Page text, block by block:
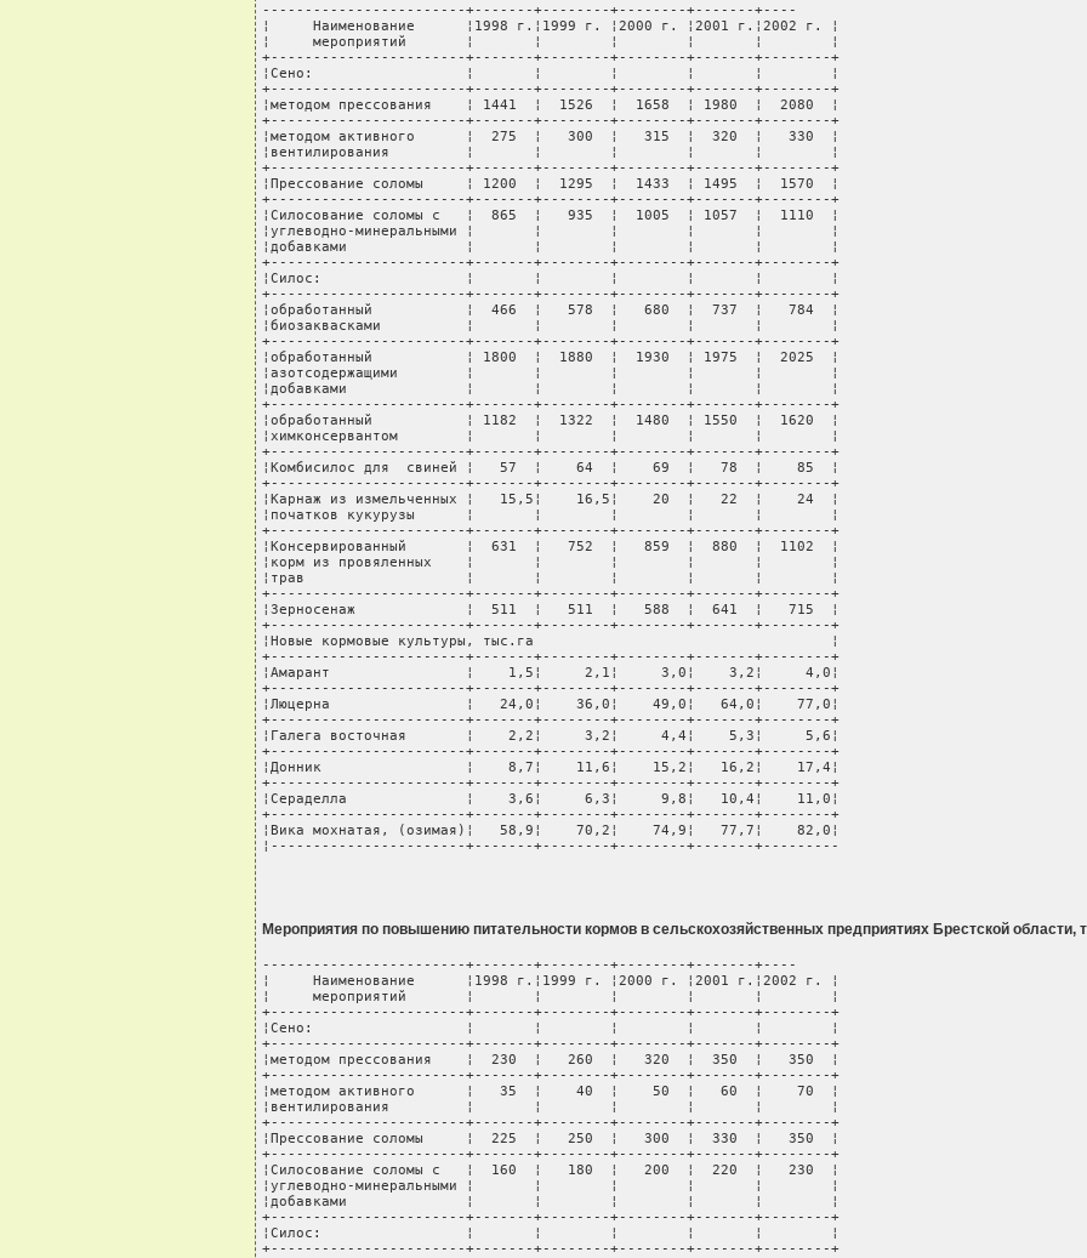
------------------------+-------+--------+--------+-------+----
¦     Наименование      ¦1998 г.¦1999 г. ¦2000 г. ¦2001 г.¦2002 г. ¦
¦     мероприятий       ¦       ¦        ¦        ¦       ¦        ¦
+-----------------------+-------+--------+--------+-------+--------+
¦Сено:                  ¦       ¦        ¦        ¦       ¦        ¦
+-----------------------+-------+--------+--------+-------+--------+
¦методом прессования    ¦ 1441  ¦  1526  ¦  1658  ¦ 1980  ¦  2080  ¦
+-----------------------+-------+--------+--------+-------+--------+
¦методом активного      ¦  275  ¦   300  ¦   315  ¦  320  ¦   330  ¦
¦вентилирования         ¦       ¦        ¦        ¦       ¦        ¦
+-----------------------+-------+--------+--------+-------+--------+
¦Прессование соломы     ¦ 1200  ¦  1295  ¦  1433  ¦ 1495  ¦  1570  ¦
+-----------------------+-------+--------+--------+-------+--------+
¦Силосование соломы с   ¦  865  ¦   935  ¦  1005  ¦ 1057  ¦  1110  ¦
¦углеводно-минеральными ¦       ¦        ¦        ¦       ¦        ¦
¦добавками              ¦       ¦        ¦        ¦       ¦        ¦
+-----------------------+-------+--------+--------+-------+--------+
¦Силос:                 ¦       ¦        ¦        ¦       ¦        ¦
+-----------------------+-------+--------+--------+-------+--------+
¦обработанный           ¦  466  ¦   578  ¦   680  ¦  737  ¦   784  ¦
¦биозаквасками          ¦       ¦        ¦        ¦       ¦        ¦
+-----------------------+-------+--------+--------+-------+--------+
¦обработанный           ¦ 1800  ¦  1880  ¦  1930  ¦ 1975  ¦  2025  ¦
¦азотсодержащими        ¦       ¦        ¦        ¦       ¦        ¦
¦добавками              ¦       ¦        ¦        ¦       ¦        ¦
+-----------------------+-------+--------+--------+-------+--------+
¦обработанный           ¦ 1182  ¦  1322  ¦  1480  ¦ 1550  ¦  1620  ¦
¦химконсервантом        ¦       ¦        ¦        ¦       ¦        ¦
+-----------------------+-------+--------+--------+-------+--------+
¦Комбисилос для  свиней ¦   57  ¦    64  ¦    69  ¦   78  ¦    85  ¦
+-----------------------+-------+--------+--------+-------+--------+
¦Карнаж из измельченных ¦   15,5¦    16,5¦    20  ¦   22  ¦    24  ¦
¦початков кукурузы      ¦       ¦        ¦        ¦       ¦        ¦
+-----------------------+-------+--------+--------+-------+--------+
¦Консервированный       ¦  631  ¦   752  ¦   859  ¦  880  ¦  1102  ¦
¦корм из провяленных    ¦       ¦        ¦        ¦       ¦        ¦
¦трав                   ¦       ¦        ¦        ¦       ¦        ¦
+-----------------------+-------+--------+--------+-------+--------+
¦Зерносенаж             ¦  511  ¦   511  ¦   588  ¦  641  ¦   715  ¦
+-----------------------+-------+--------+--------+-------+--------+
¦Новые кормовые культуры, тыс.га                                   ¦
+-----------------------+-------+--------+--------+-------+--------+
¦Амарант                ¦    1,5¦     2,1¦     3,0¦    3,2¦     4,0¦
+-----------------------+-------+--------+--------+-------+--------+
¦Люцерна                ¦   24,0¦    36,0¦    49,0¦   64,0¦    77,0¦
+-----------------------+-------+--------+--------+-------+--------+
¦Галега восточная       ¦    2,2¦     3,2¦     4,4¦    5,3¦     5,6¦
+-----------------------+-------+--------+--------+-------+--------+
¦Донник                 ¦    8,7¦    11,6¦    15,2¦   16,2¦    17,4¦
+-----------------------+-------+--------+--------+-------+--------+
¦Сераделла              ¦    3,6¦     6,3¦     9,8¦   10,4¦    11,0¦
+-----------------------+-------+--------+--------+-------+--------+
¦Вика мохнатая, (озимая)¦   58,9¦    70,2¦    74,9¦   77,7¦    82,0¦
¦-----------------------+-------+--------+--------+-------+---------
Мероприятия по повышению питательности кормов в сельскохозяйственных предприятиях Брестской области,
------------------------+-------+--------+--------+-------+----
¦     Наименование      ¦1998 г.¦1999 г. ¦2000 г. ¦2001 г.¦2002 г. ¦
¦     мероприятий       ¦       ¦        ¦        ¦       ¦        ¦
+-----------------------+-------+--------+--------+-------+--------+
¦Сено:                  ¦       ¦        ¦        ¦       ¦        ¦
+-----------------------+-------+--------+--------+-------+--------+
¦методом прессования    ¦  230  ¦   260  ¦   320  ¦  350  ¦   350  ¦
+-----------------------+-------+--------+--------+-------+--------+
¦методом активного      ¦   35  ¦    40  ¦    50  ¦   60  ¦    70  ¦
¦вентилирования         ¦       ¦        ¦        ¦       ¦        ¦
+-----------------------+-------+--------+--------+-------+--------+
¦Прессование соломы     ¦  225  ¦   250  ¦   300  ¦  330  ¦   350  ¦
+-----------------------+-------+--------+--------+-------+--------+
¦Силосование соломы с   ¦  160  ¦   180  ¦   200  ¦  220  ¦   230  ¦
¦углеводно-минеральными ¦       ¦        ¦        ¦       ¦        ¦
¦добавками              ¦       ¦        ¦        ¦       ¦        ¦
+-----------------------+-------+--------+--------+-------+--------+
¦Силос:                 ¦       ¦        ¦        ¦       ¦        ¦
+-----------------------+-------+--------+--------+-------+--------+